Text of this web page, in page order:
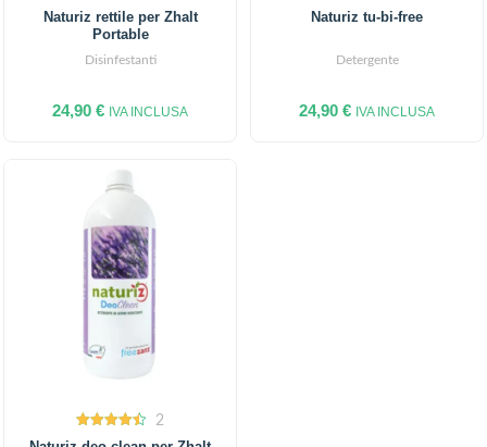
0
out
Naturiz rettile per Zhalt
Portable
Disinfestanti
24,90 € IVA INCLUSA
4.67
out of 5
Naturiz tu-bi-free
Detergente
24,90 € IVA INCLUSA
2